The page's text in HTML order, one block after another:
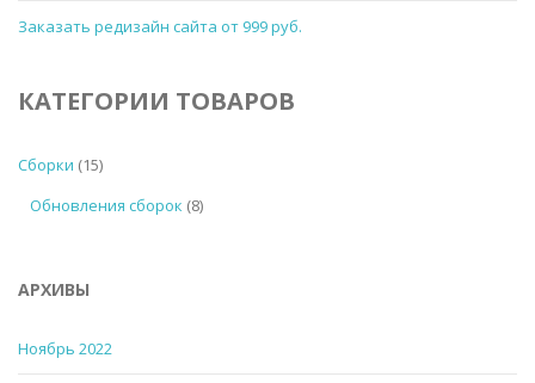
Заказать редизайн сайта от 999 руб.
КАТЕГОРИИ ТОВАРОВ
Сборки (15)
Обновления сборок (8)
АРХИВЫ
Ноябрь 2022